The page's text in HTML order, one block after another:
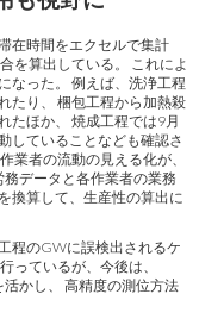
在時間をエクセルで集計
を算出している。 これによ
なった。 例えば、洗浄工程
たり、 梱包工程から加熱殺
たほか、 焼成工程では9月
していることなども確認さ
業者の流動の見える化が、
データと各作業者の業務
換算して、生産性の算出に
程のGWに誤検出されるケ
っているが、今後は、
かし、 高精度の測位方法